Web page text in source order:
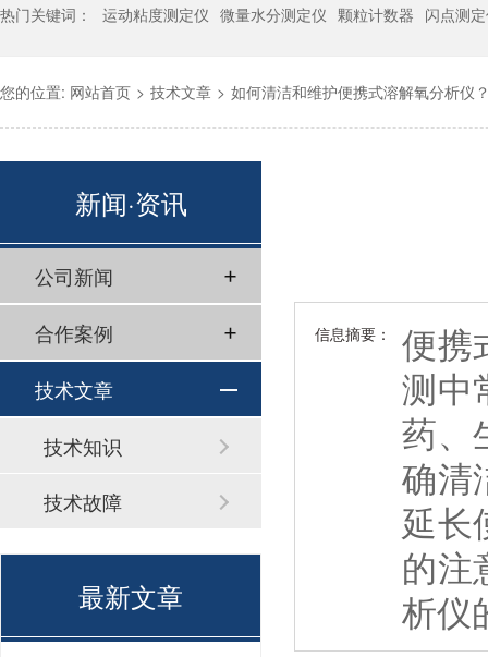
热门关键词： 运动粘度测定仪 微量水分测定仪 颗粒计数器 闪点测
您的位置: 网站首页 > 技术文章 > 如何清洁和维护便携式溶解氧分析仪
信息摘要：
便携
测中
药、
确清
延长
的注
析仪
新闻·资讯
公司新闻
合作案例
技术文章
技术知识
技术故障
最新文章